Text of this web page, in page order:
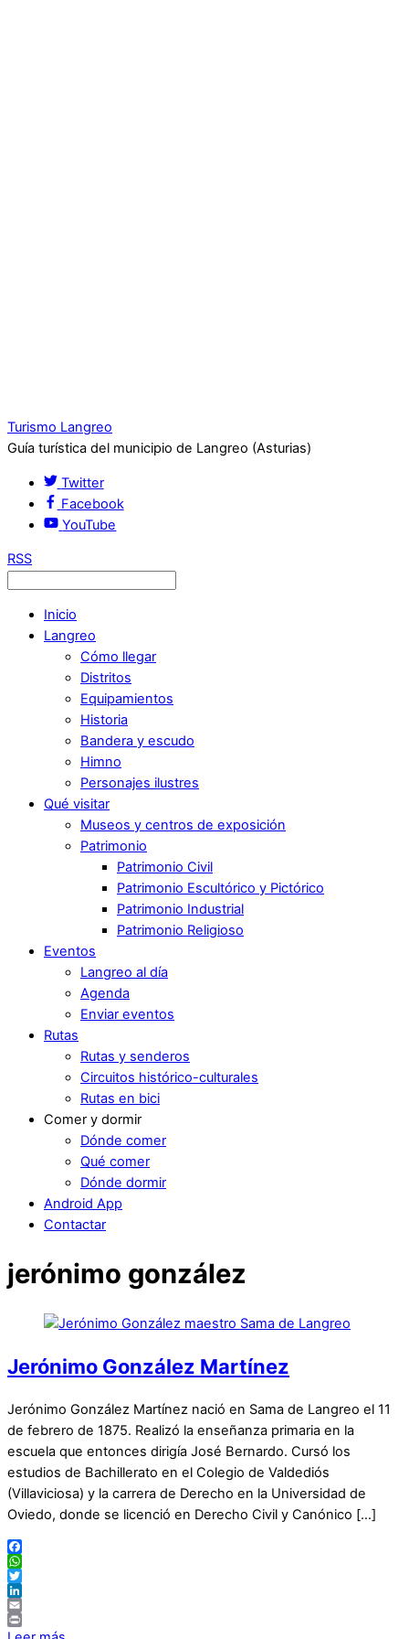
Turismo Langreo
Guía turística del municipio de Langreo (Asturias)
Twitter
Facebook
YouTube
RSS
Inicio
Langreo
Cómo llegar
Distritos
Equipamientos
Historia
Bandera y escudo
Himno
Personajes ilustres
Qué visitar
Museos y centros de exposición
Patrimonio
Patrimonio Civil
Patrimonio Escultórico y Pictórico
Patrimonio Industrial
Patrimonio Religioso
Eventos
Langreo al día
Agenda
Enviar eventos
Rutas
Rutas y senderos
Circuitos histórico-culturales
Rutas en bici
Comer y dormir
Dónde comer
Qué comer
Dónde dormir
Android App
Contactar
jerónimo gonzález
Jerónimo González Martínez
Jerónimo González Martínez nació en Sama de Langreo el 11
de febrero de 1875. Realizó la enseñanza primaria en la
escuela que entonces dirigía José Bernardo. Cursó los
estudios de Bachillerato en el Colegio de Valdediós
(Villaviciosa) y la carrera de Derecho en la Universidad de
Oviedo, donde se licenció en Derecho Civil y Canónico […]
Facebook
WhatsApp
Twitter
LinkedIn
Email
Print